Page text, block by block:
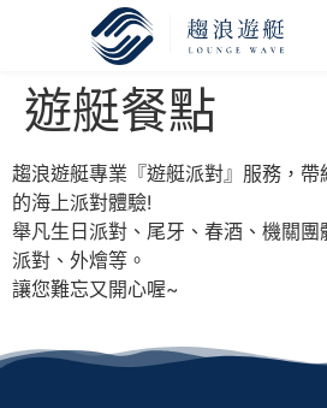
遊艇餐點
趨浪遊艇專業『遊艇派對』服務，帶
的海上派對體驗!
舉凡生日派對、尾牙、春酒、機關
派對、外燴等。
讓您難忘又開心喔~